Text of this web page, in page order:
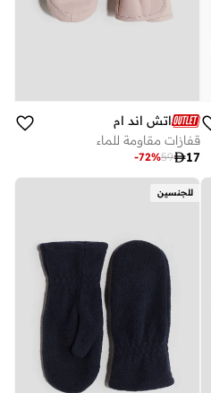
اتش اند ام
قفازات مقاومة للماء
17
59
-72%
للجنسين